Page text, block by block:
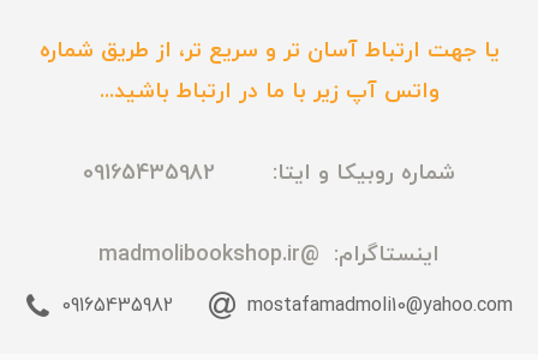
یا جهت ارتباط آسان تر و سریع تر، از طریق شماره
واتس آپ زیر با ما در ارتباط باشید...
شماره روبیکا و ایتا: 09165435982
اینستاگرام: @madmolibookshop.ir
mostafamadmoli10@yahoo.com
09165435982